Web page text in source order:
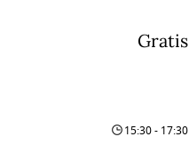
Gratis
15:30 - 17:30